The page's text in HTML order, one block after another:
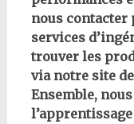
nous contacter
services
trouver les
via notre site
Ensemble,